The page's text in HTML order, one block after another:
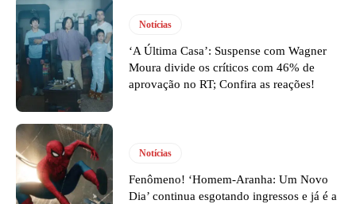
Notícias
‘A Última Casa’: Suspense com Wagner
Moura divide os críticos com 46% de
aprovação no RT; Confira as reações!
Notícias
Fenômeno! ‘Homem-Aranha: Um Novo
Dia’ continua esgotando ingressos e já é a